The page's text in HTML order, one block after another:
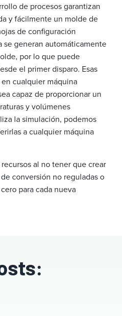
de procesos garantizan
y fácilmente un molde de
de configuración
se generan automáticamente
por lo que puede
el primer disparo. Esas
cualquier máquina
capaz de proporcionar un
y volúmenes
la simulación, podemos
a cualquier máquina
al no tener que crear
conversión no reguladas o
para cada nueva